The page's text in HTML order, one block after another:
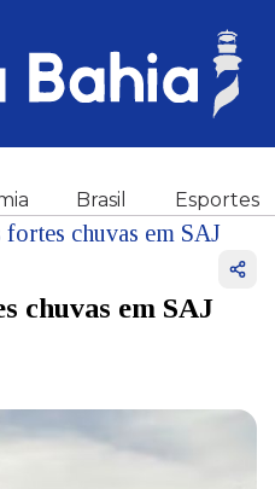
Brasil Esportes
chuvas em SAJ
chuvas em SAJ